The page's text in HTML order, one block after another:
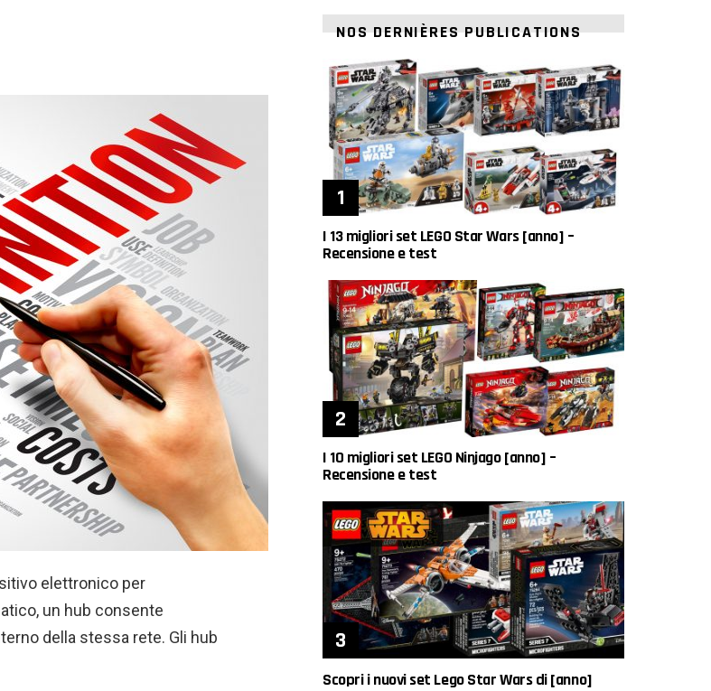
elettronico per
un hub consente
della stessa rete. Gli hub
NOS DERNIÈRES PUBLICATIONS
I 13 migliori set LEGO Star Wars [anno] –
Recensione e test
I 10 migliori set LEGO Ninjago [anno] –
Recensione e test
Scopri i nuovi set Lego Star Wars di [anno]